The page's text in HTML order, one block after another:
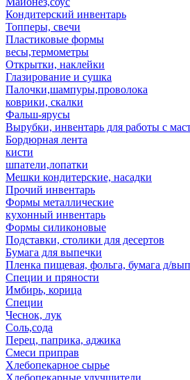
Кондитерский инвентарь
Топперы, свечи
Пластиковые формы
весы,термометры
Открытки, наклейки
Глазирование и сушка
Палочки,шампуры,проволока
коврики, скалки
Фальш-ярусы
Вырубки, инвентарь для работы с
Бордюрная лента
кисти
шпатели,лопатки
Мешки кондитерские, насадки
Прочий инвентарь
Формы металлические
кухонный инвентарь
Формы силиконовые
Подставки, столики для десертов
Бумага для выпечки
Пленка пищевая, фольга, бумага д/
Специи и пряности
Имбирь, корица
Специи
Чеснок, лук
Соль,сода
Перец, паприка, аджика
Смеси приправ
Хлебопекарное сырье
Хлебопекарные улучшители